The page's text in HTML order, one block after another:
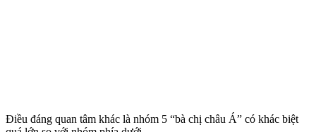
Điều đáng quan tâm khác là nhóm 5 “bà chị châu Á” có khác biệt